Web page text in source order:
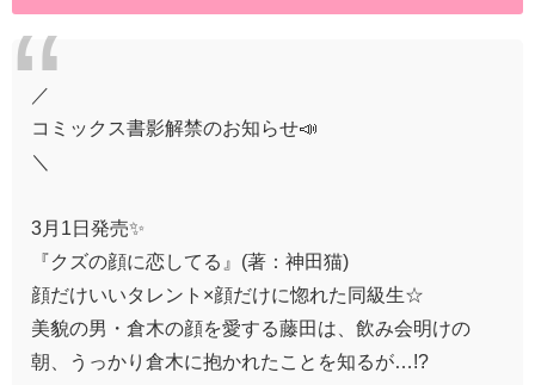
／
コミックス書影解禁のお知らせ📣
＼
3月1日発売✨
『クズの顔に恋してる』(著：神田猫)
顔だけいいタレント×顔だけに惚れた同級生☆
美貌の男・倉木の顔を愛する藤田は、飲み会明けの
朝、うっかり倉木に抱かれたことを知るが…!?